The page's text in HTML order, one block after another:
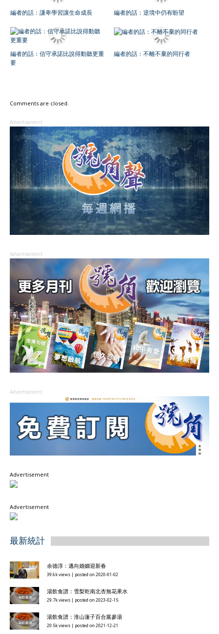
編者的話：謙卑學習讓生命成長 編者的話：逆境中仍有盼望
編者的話：信守承諾比說得動聽更重
要
編者的話：不離不棄的同行者
Comments are closed.
Advertisement
Advertisement
Advertisement
Advertisement
Advertisement
最新統計
余德淳：邁向婚姻迎新春
39.6k views | posted on 2020-01-02
湯飲食譜：雪梨乾南北杏無花果水
29.7k views | posted on 2023-02-15
湯飲食譜：淮山蓮子百合黨參湯
20.5k views | posted on 2021-12-21